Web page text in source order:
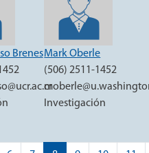
BrenesMark Oberle
(506) 2511-1452
Investigación